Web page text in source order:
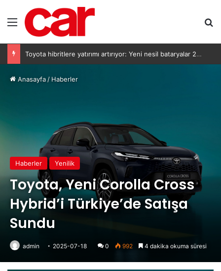
Menü
Toyota hibritlere yatırımı artırıyor: Yeni nesil bataryalar 2027’de geliyor
Anasayfa / Haberler
Haberler Yenilik
Toyota, Yeni Corolla Cross
Hybrid’i Türkiye’de Satışa
Sundu
admin 2025-07-18 0 992 4 dakika okuma süresi